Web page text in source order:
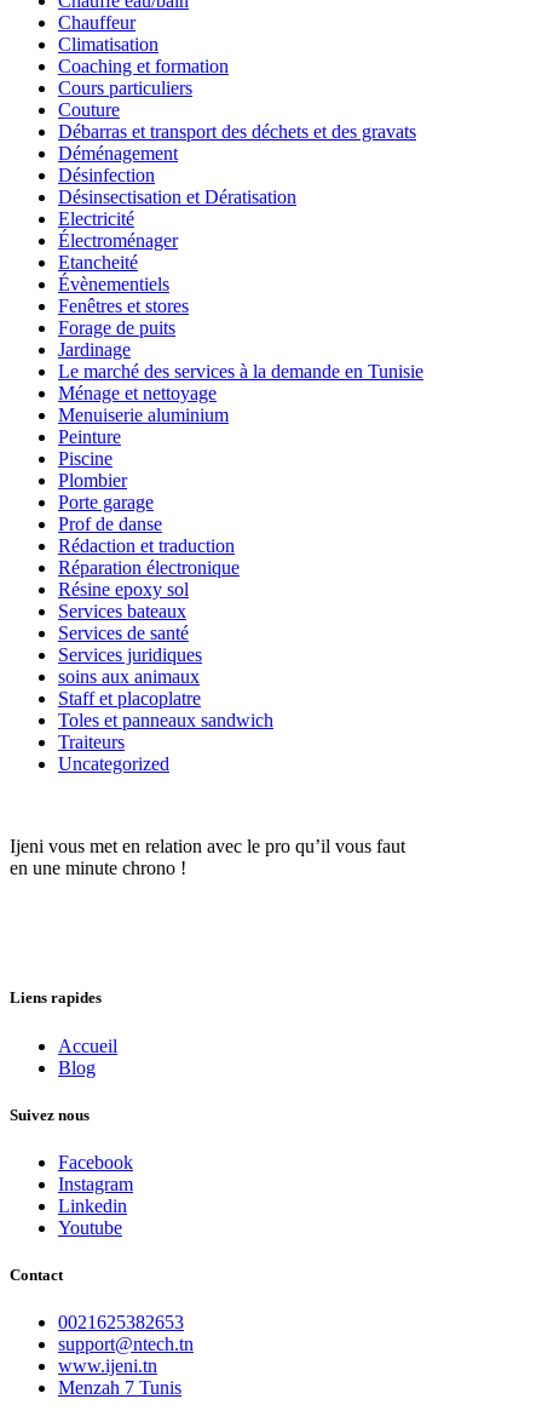
Chauffeur
Climatisation
Coaching et formation
Cours particuliers
Couture
Débarras et transport des déchets et des gravats
Déménagement
Désinfection
Désinsectisation et Dératisation
Electricité
Électroménager
Etancheité
Évènementiels
Fenêtres et stores
Forage de puits
Jardinage
Le marché des services à la demande en Tunisie
Ménage et nettoyage
Menuiserie aluminium
Peinture
Piscine
Plombier
Porte garage
Prof de danse
Rédaction et traduction
Réparation électronique
Résine epoxy sol
Services bateaux
Services de santé
Services juridiques
soins aux animaux
Staff et placoplatre
Toles et panneaux sandwich
Traiteurs
Uncategorized
Ijeni vous met en relation avec le pro qu’il vous faut
en une minute chrono !
Liens rapides
Accueil
Blog
Suivez nous
Facebook
Instagram
Linkedin
Youtube
Contact
0021625382653
support@ntech.tn
www.ijeni.tn
Menzah 7 Tunis